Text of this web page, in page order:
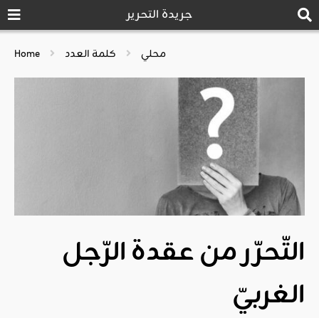
جريدة التحرير
Home محلي كلمة العدد
التّحرّر من عقدة الرّجل
الغربيّ